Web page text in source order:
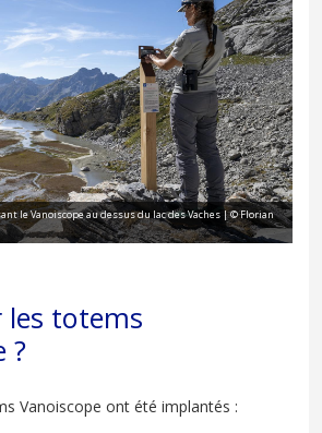
le Vanoiscope au dessus du lac des Vaches | © Florian
les totems
?
Vanoiscope ont été implantés :